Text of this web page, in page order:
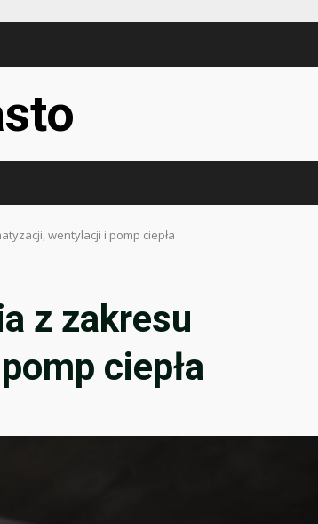
wentylacji i pomp ciepła
z zakresu
ciepła